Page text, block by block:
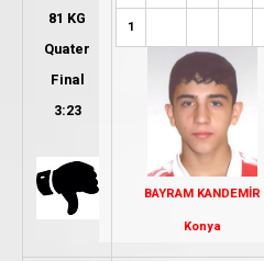
81 KG
Quater
Final
3:23
1
BAYRAM KANDEMİR
Konya